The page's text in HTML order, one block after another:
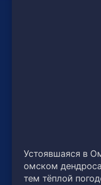
Устоявшаяся в
омском
тем тёплой